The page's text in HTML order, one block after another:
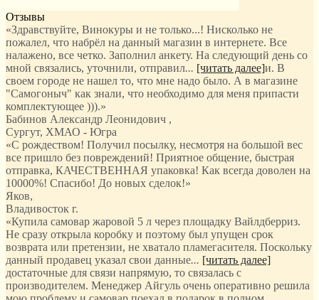
Отзывы
«Здравствуйте, Винокуры и не только...! Нисколько не
пожалел, что набрёл на данный магазин в интернете. Все
налажено, все четко. Заполнил анкету. На следующий день со
мной связались, уточнили, отправил... [читать далее]и. В
своем городе не нашел то, что мне надо было. А в магазине
"Самогоныч" как знали, что необходимо для меня припасти
комплектующее ))).»
Бабинов Александр Леонидович ,
Сургут, ХМАО - Югра
«С рождеством! Получил посылку, несмотря на большой вес
все пришло без повреждений! Приятное общение, быстрая
отправка, КАЧЕСТВЕННАЯ упаковка! Как всегда доволен на
10000%! Спасибо! До новых сделок!»
Яков,
Владивосток г.
«Купила самовар жаровой 5 л через площадку Вайлдберриз.
Не сразу открыла коробку и поэтому был упущен срок
возврата или претензии, не хватало пламегасителя. Поскольку
данный продавец указал свои данные... [читать далее]
достаточные для связи напрямую, то связалась с
производителем. Менеджер Айгуль очень оперативно решила